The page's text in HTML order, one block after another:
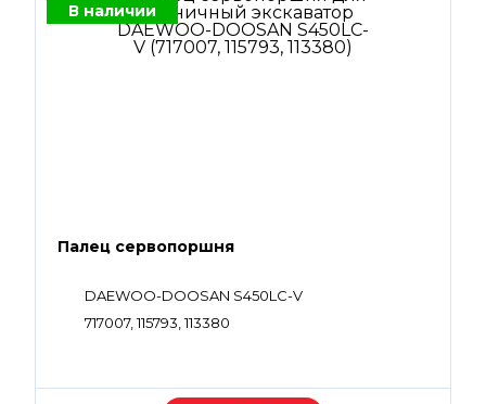
В наличии
Палец сервопоршня
DAEWOO-DOOSAN S450LC-V
717007, 115793, 113380